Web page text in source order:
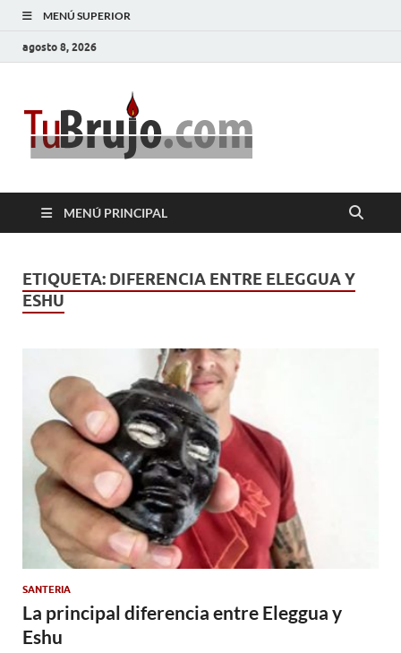
MENÚ SUPERIOR
agosto 8, 2026
MENÚ PRINCIPAL
ETIQUETA: DIFERENCIA ENTRE ELEGGUA Y
ESHU
SANTERIA
La principal diferencia entre Eleggua y
Eshu